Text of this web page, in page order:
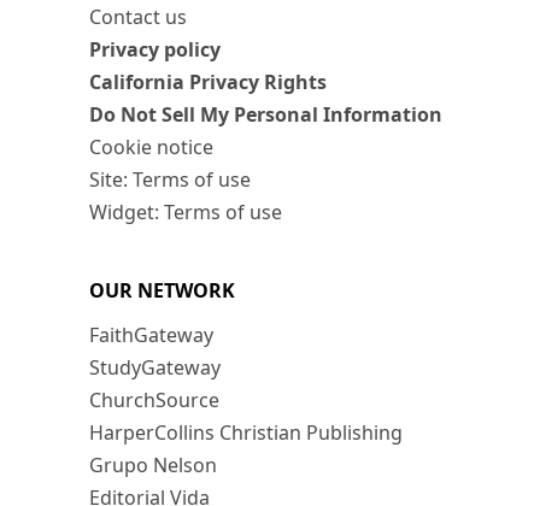
Contact us
Privacy policy
California Privacy Rights
Do Not Sell My Personal Information
Cookie notice
Site: Terms of use
Widget: Terms of use
OUR NETWORK
FaithGateway
StudyGateway
ChurchSource
HarperCollins Christian Publishing
Grupo Nelson
Editorial Vida